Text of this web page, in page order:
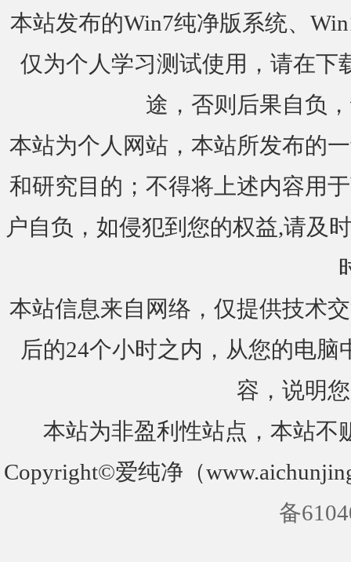
本站发布的Win7纯净版系统、
仅为个人学习测试使用，请在下
途，否则后果自负
本站为个人网站，本站所发布的
和研究目的；不得将上述内容用
户自负，如侵犯到您的权益,请及
本站信息来自网络，仅提供技术
后的24个小时之内，从您的电
容，说明
本站为非盈利性站点，本站不
Copyright©爱纯净（
备